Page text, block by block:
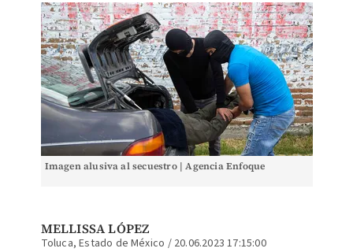
Imagen alusiva al secuestro | Agencia Enfoque
MELLISSA LÓPEZ
Toluca, Estado de México / 20.06.2023 17:15:00